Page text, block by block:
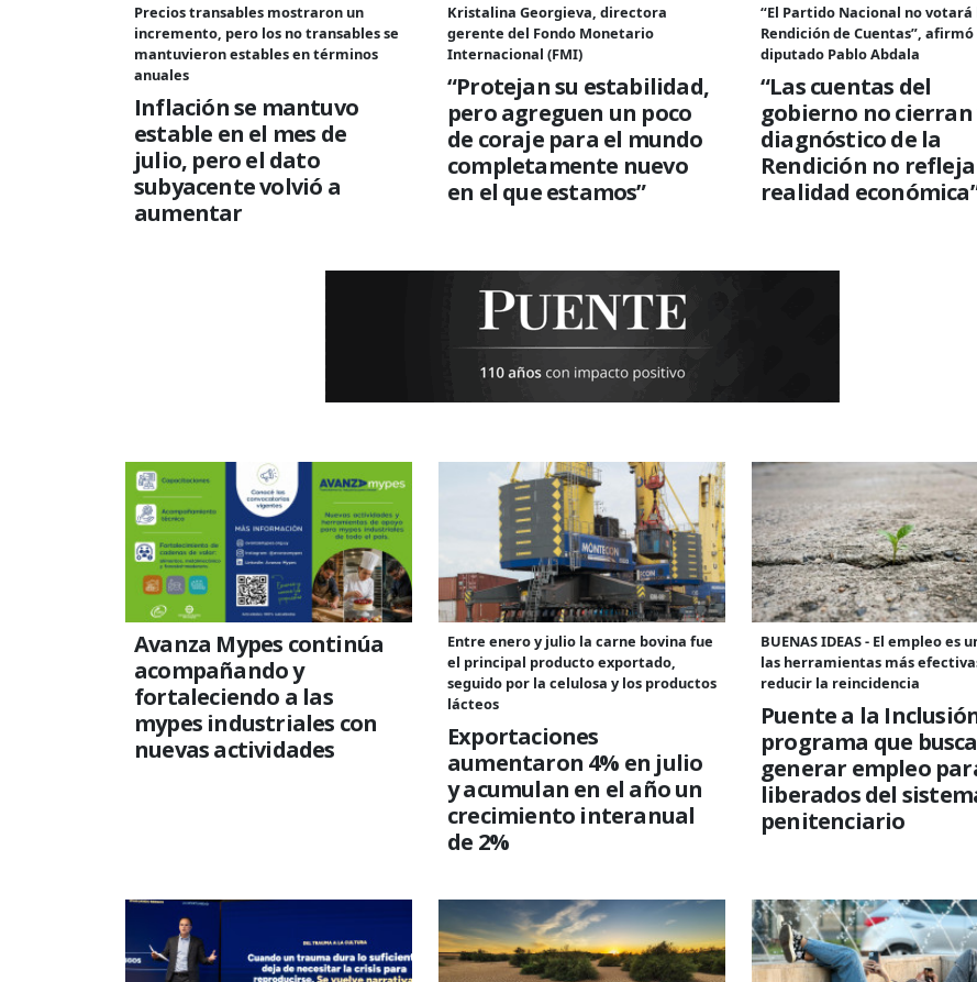
Precios transables mostraron un
incremento, pero los no transables se
mantuvieron estables en términos
anuales
Inflación se mantuvo
estable en el mes de
julio, pero el dato
subyacente volvió a
aumentar
Kristalina Georgieva, directora
gerente del Fondo Monetario
Internacional (FMI)
“Protejan su estabilidad,
pero agreguen un poco
de coraje para el mundo
completamente nuevo
en el que estamos”
“El Partido Nacional no votará
Rendición de Cuentas”, afirmó
diputado Pablo Abdala
“Las cuentas del
gobierno no cierran
diagnóstico de la
Rendición no
realidad
Avanza Mypes continúa
acompañando y
fortaleciendo a las
mypes industriales con
nuevas actividades
Entre enero y julio la carne bovina fue
el principal producto exportado,
seguido por la celulosa y los productos
lácteos
Exportaciones
aumentaron 4% en julio
y acumulan en el año un
crecimiento interanual
de 2%
BUENAS IDEAS - El empleo es
las herramientas más
reducir la reincidencia
Puente a la
programa que busca
generar empleo
liberados del
penitenciario